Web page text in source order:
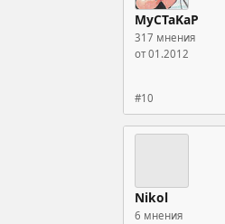
MyCTaKaP
317 мнения
от 01.2012
#10
Nikol
6 мнения